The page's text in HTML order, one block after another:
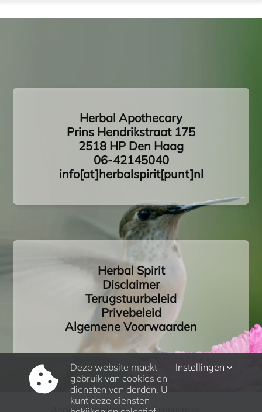
Herbal Apothecary
Prins Hendrikstraat 175
2518 HP Den Haag
06-42145040
info[at]herbalspirit[punt]nl
Herbal Spirit
Disclaimer
Terugstuurbeleid
Privebeleid
Algemene Voorwaarden
Ancient Traditions – New Experiences
Deze website maakt
gebruik van cookies en
diensten van derden, U
kunt deze diensten
Instellingen